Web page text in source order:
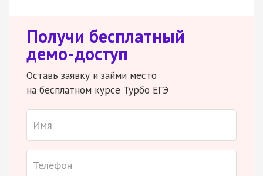
Получи бесплатный
демо-доступ
Оставь заявку и займи место
на бесплатном курсе Турбо ЕГЭ